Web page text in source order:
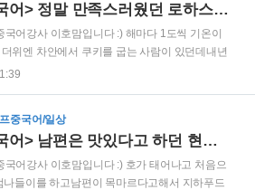
조를 만들어주는 구조조사입니다~라고 설명드
렵다면, 뼈와 뼈를 연결해주는 마디역할입니다~
가장 이해하기 쉬우실거에요^^ 이 삼떠 的, 地,
<육아 중국어> 정말 만족스러웠던 로하스파 꼼꼼후기♡
국어강사 이호맘입니다 :) 해마다 1도씩 기온이
위엔 차안에서 쿠키를 굽는 사람이 있던데내년
기굽는 사람이 있는건 아닌지ㅠㅠ애기가 생기기
만아직은 대부분 기어다녀서워터파크는 올해엔
고 했는데...마침 남편이 오창에 볼일이 있다고
오창가는김에 오창에 어디 놀곳이 있나 검색해
에 이렇게나 좋은 장소가 있더라구요! 여긴 오
중국어/일상
<일상 중국어> 남편은 맛있다고 하던 현대충청 지하 과일쥬스...
국어강사 이호맘입니다 :) 호가 태어나고 처음으
나들이를 하고남편이 목마르다고해서 지하푸드